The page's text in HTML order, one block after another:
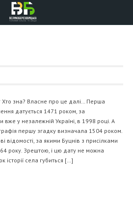
Хто зна? Власне про це далі… Перша
датується 1471 роком, за
у незалежній Україні, в 1998 році. А
першу згадку визначала 1504 роком.
відомості, за якими Буцнів з присілками
року. Зрештою, і цю дату не можна
історії села губиться […]